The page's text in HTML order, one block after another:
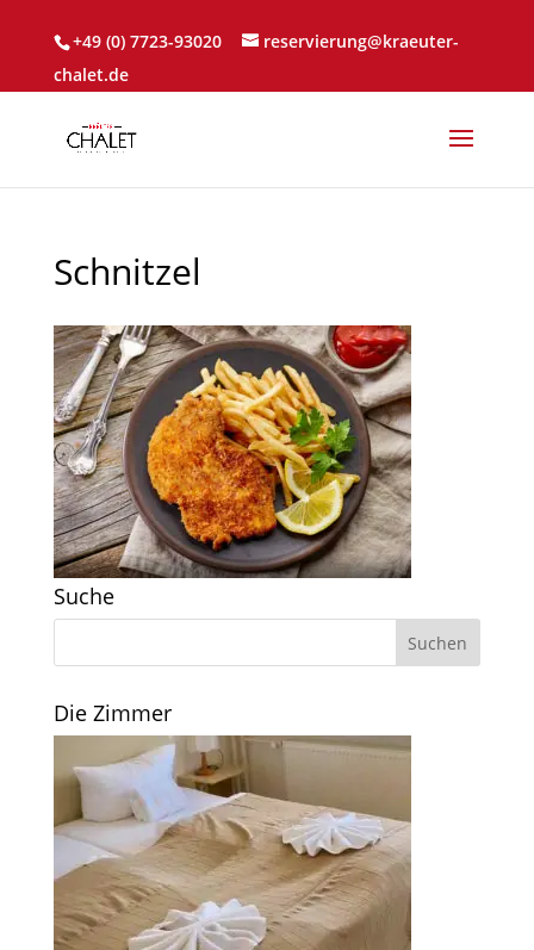
+49 (0) 7723-93020
reservierung@kraeuter-
chalet.de
Schnitzel
Suche
Die Zimmer